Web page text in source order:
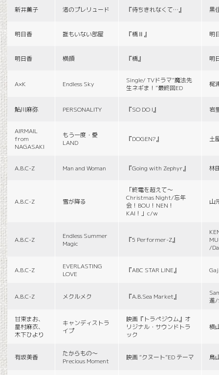
新井薫子 渚のプレリュード 『待ちきれなくて…』 黒
明日香 誰もいない部屋 『橋Ⅱ』 明
明日香 横顔 『橋』 明
A×K Endless Sky
Single/ TVドラマ“魔法先
生ネギま！”最終回ED
梶
鮎川麻弥 PERSONALITY 『SO DO I』 岩
AIRMAIL
from
NAGASAKI
もう一度・愛
LAND
『DOGEN?』 土
A.B.C-Z Man and Woman 『Going with Zephyr』 林
A.B.C-Z 雪が降る
「終電を超えて～
Christmas Night/忘年
会！BOU！NEN！
KAI！」c/w
山
A.B.C-Z
Endless Summer
Magic
『5 Performer-Z』
/
A.B.C-Z
EVERLASTING
LOVE
『ABC STAR LINE』
A.B.C-Z メクルメク 『A.B.Sea Market』
進/
甘束まお、
星村麻衣、
木下ひより
キャンディストラ
イプ
映画『トラペジウム』オ
リジナル・サウンドトラ
ック
横
有坂美香
たからもの〜
Precious Moment
映画 “クヌート”ED テーマ 鳥